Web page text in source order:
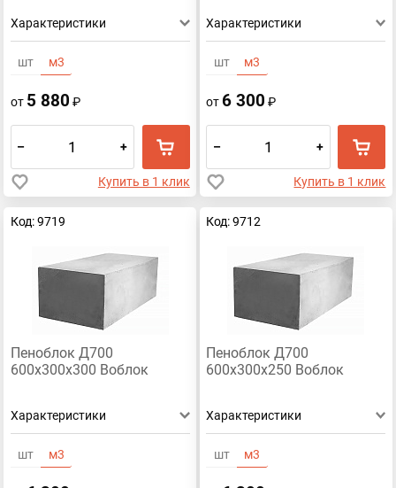
Характеристики
шт м3
от 5 880 ₽
– +
Купить в 1 клик
Характеристики
шт м3
от 6 300 ₽
– +
Купить в 1 клик
Код: 9719
Пеноблок Д700
600х300х300 Воблок
Характеристики
шт м3
Код: 9712
Пеноблок Д700
600х300х250 Воблок
Характеристики
шт м3